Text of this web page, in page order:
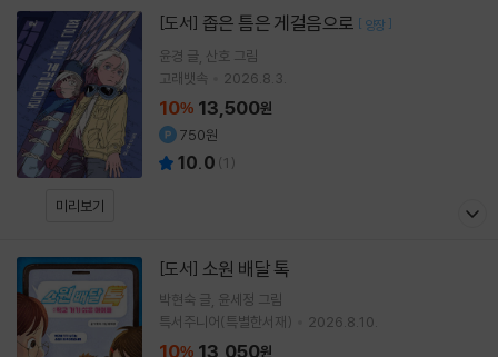
미리보기
[도서] 좁은 틈은 게걸음으로 [ 양장 ]
윤경 글 산호 그림
고래뱃속
2026.8.3.
10% 13,500원
750원
10.0 (1 )
[도서] 소원 배달 톡
박현숙 글 윤세정 그림
특서주니어(특별한서재)
2026.8.10.
10% 13,050원